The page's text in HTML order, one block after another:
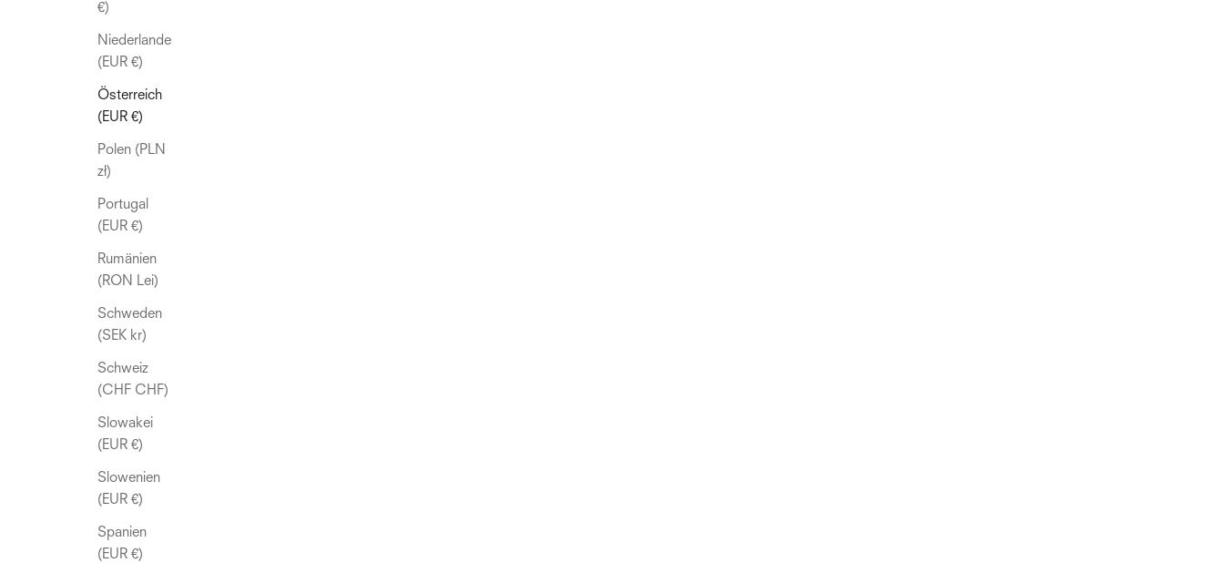
€)
Niederlande
(EUR €)
Österreich
(EUR €)
Polen (PLN
zł)
Portugal
(EUR €)
Rumänien
(RON Lei)
Schweden
(SEK kr)
Schweiz
(CHF CHF)
Slowakei
(EUR €)
Slowenien
(EUR €)
Spanien
(EUR €)